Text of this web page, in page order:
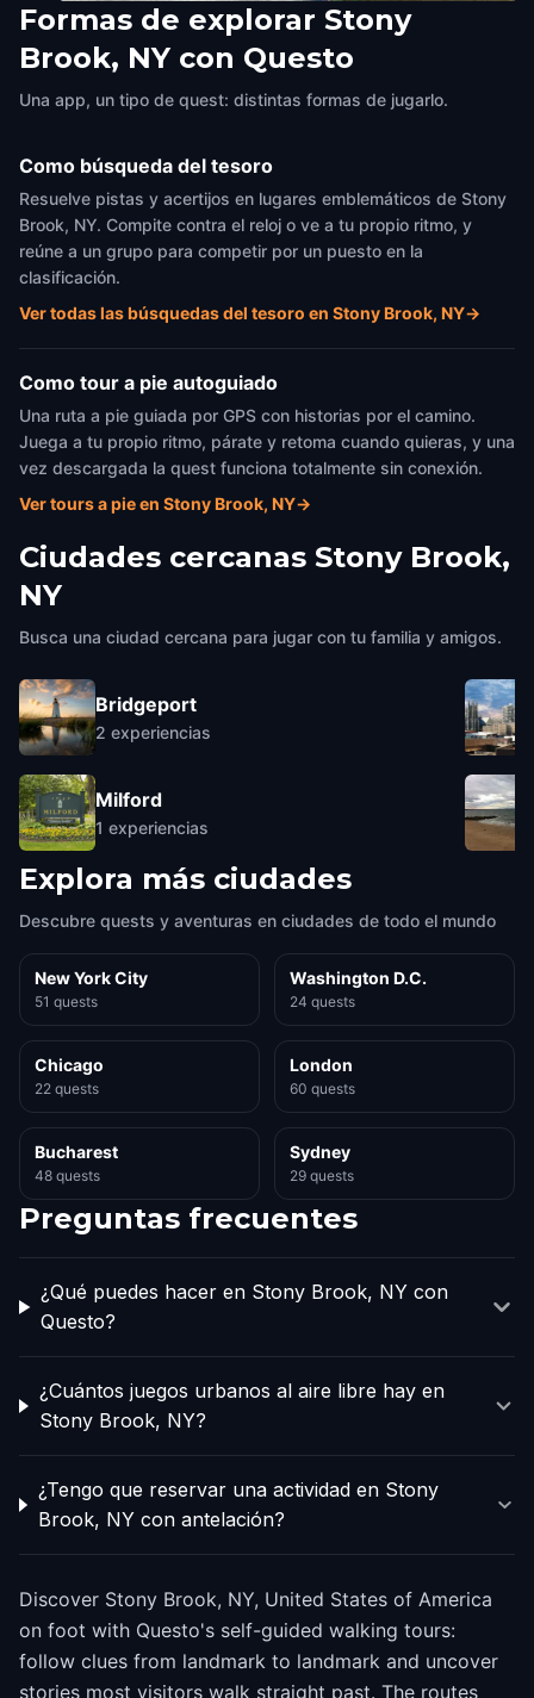
North Country Road
Stony Brook, NY,United States of
America
Avalon Barn
Stony Brook, NY
America
Formas de explorar Stony
Brook, NY con Questo
Una app, un tipo de quest: distintas formas de jugarlo.
Como búsqueda del tesoro
Resuelve pistas y acertijos en lugares emblemáticos de Stony
Brook, NY. Compite contra el reloj o ve a tu propio ritmo, y
reúne a un grupo para competir por un puesto en la
clasificación.
Ver todas las búsquedas del tesoro en Stony Brook, NY→
Como tour a pie autoguiado
Una ruta a pie guiada por GPS con historias por el camino.
Juega a tu propio ritmo, párate y retoma cuando quieras, y una
vez descargada la quest funciona totalmente sin conexión.
Ver tours a pie en Stony Brook, NY→
Ciudades cercanas Stony Brook,
NY
Busca una ciudad cercana para jugar con tu familia y amigos.
Bridgeport
2 experiencias
Milford
1 experiencias
Explora más ciudades
Descubre quests y aventuras en ciudades de todo el mundo
New York City
51 quests
Washington D.C.
24 quests
Chicago
22 quests
London
60 quests
Bucharest
48 quests
Sydney
29 quests
Preguntas frecuentes
¿Qué puedes hacer en Stony Brook, NY con
Questo?
¿Cuántos juegos urbanos al aire libre hay en
Stony Brook, NY?
¿Tengo que reservar una actividad en Stony
Brook, NY con antelación?
Discover Stony Brook, NY, United States of America
on foot with Questo's self-guided walking tours:
follow clues from landmark to landmark and uncover
stories most visitors walk straight past. The routes